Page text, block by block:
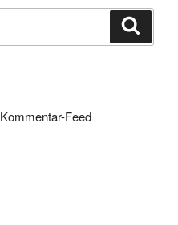
Kommentar-Feed